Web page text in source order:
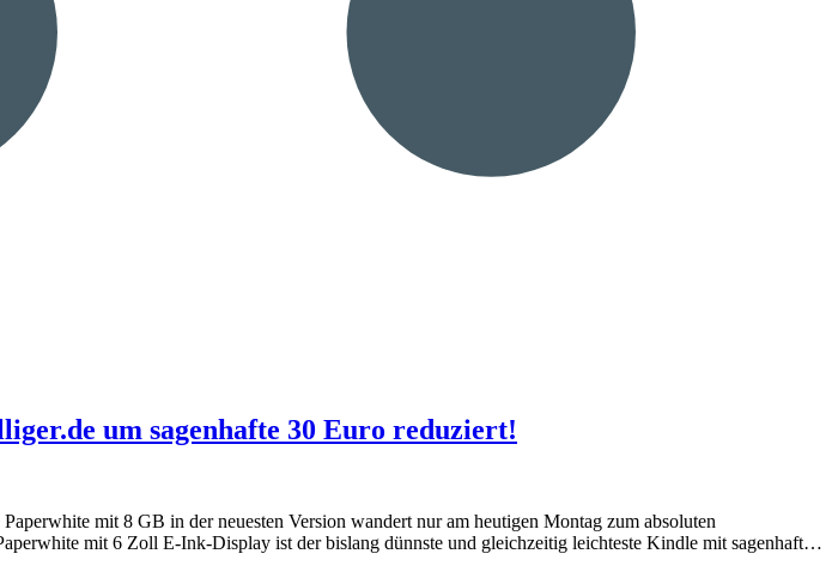
um sagenhafte 30 Euro reduziert!
mit 8 GB in der neuesten Version wandert nur am heutigen Montag zum absoluten
mit 6 Zoll E-Ink-Display ist der bislang dünnste und gleichzeitig leichteste Kindle mit sagenhaft…